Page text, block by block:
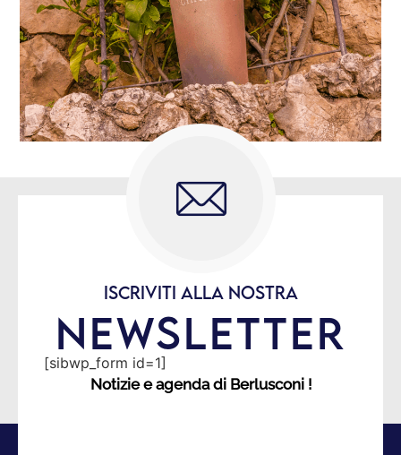
ISCRIVITI ALLA NOSTRA
NEWSLETTER
[sibwp_form id=1]
Notizie e agenda di Berlusconi !